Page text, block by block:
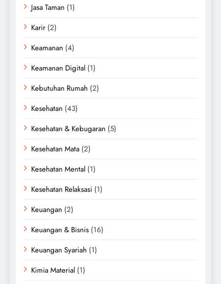
Jasa Taman (1)
Karir (2)
Keamanan (4)
Keamanan Digital (1)
Kebutuhan Rumah (2)
Kesehatan (43)
Kesehatan & Kebugaran (5)
Kesehatan Mata (2)
Kesehatan Mental (1)
Kesehatan Relaksasi (1)
Keuangan (2)
Keuangan & Bisnis (16)
Keuangan Syariah (1)
Kimia Material (1)